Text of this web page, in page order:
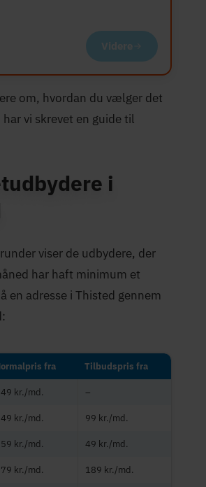
Videre
om, hvordan du vælger det
vi skrevet en guide til
i
viser de udbydere, der
har haft minimum et
en adresse i Thisted gennem
fra Tilbudspris fra
kr./md. –
kr./md. 99 kr./md.
kr./md. 49 kr./md.
kr./md. 189 kr./md.